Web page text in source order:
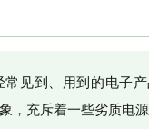
见到、用到的电子
，充斥着一些劣质电源